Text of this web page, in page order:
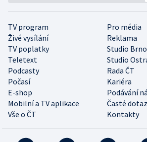
TV program
Pro média
Živé vysílání
Reklama
TV poplatky
Studio Brno
Teletext
Studio
Podcasty
Rada ČT
Počasí
Kariéra
E-shop
Podávání
Mobilní a TV aplikace
Časté
Vše o ČT
Kontakty